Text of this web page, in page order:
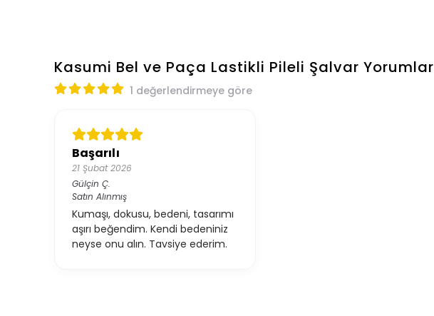
Kasumi Bel ve Paça Lastikli Pileli Şalvar Yorumlar
1 değerlendirmeye göre
Başarılı
21 Şubat 2026
Gülçin Ç.
Satın Alınmış
Kumaşı, dokusu, bedeni, tasarımı
aşırı beğendim. Kendi bedeniniz
neyse onu alın. Tavsiye ederim.